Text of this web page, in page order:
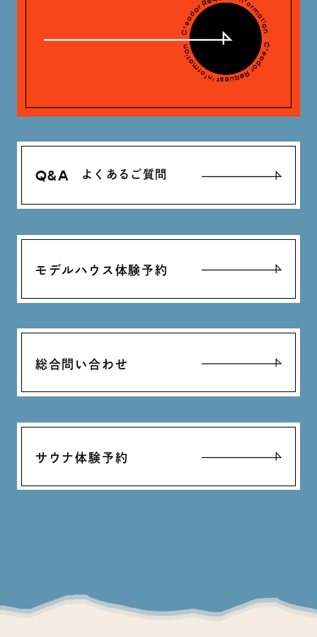
Q&A よくあるご質問
モデルハウス体験予約
総合問い合わせ
サウナ体験予約